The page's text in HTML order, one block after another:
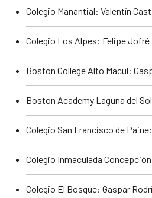
Colegio Manantial: Valentín
Colegio Los Alpes: Felipe Jofré
Boston College Alto Macul:
Boston Academy Laguna del
Colegio San Francisco de
Colegio Inmaculada
Colegio El Bosque: Gaspar